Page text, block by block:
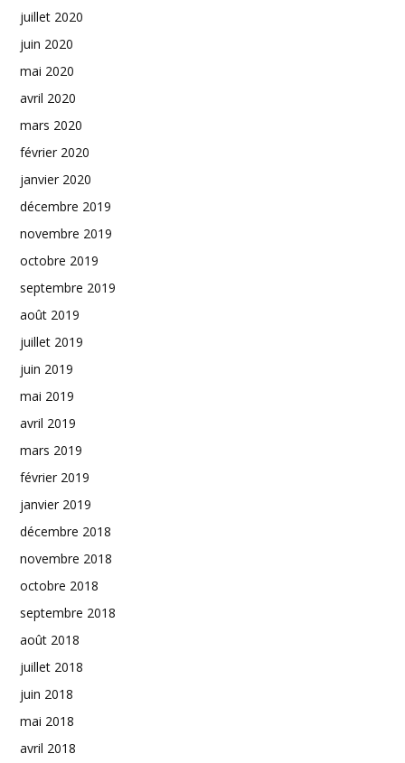
juillet 2020
juin 2020
mai 2020
avril 2020
mars 2020
février 2020
janvier 2020
décembre 2019
novembre 2019
octobre 2019
septembre 2019
août 2019
juillet 2019
juin 2019
mai 2019
avril 2019
mars 2019
février 2019
janvier 2019
décembre 2018
novembre 2018
octobre 2018
septembre 2018
août 2018
juillet 2018
juin 2018
mai 2018
avril 2018